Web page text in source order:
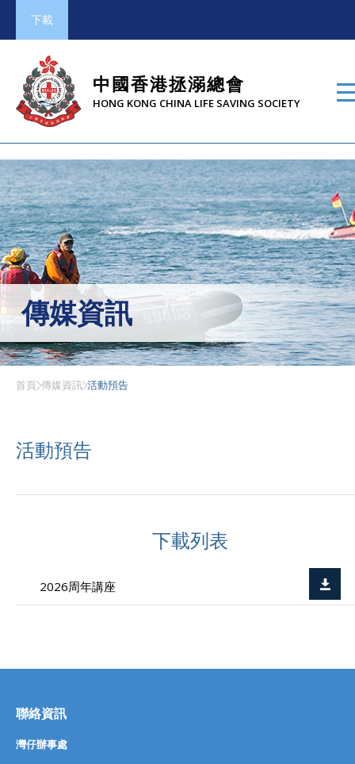
下載
中國香港拯溺總會
HONG KONG CHINA LIFE SAVING SOCIETY
傳媒資訊
首頁 傳媒資訊 活動預告
活動預告
下載列表
2026周年講座
聯絡資訊
灣仔辦事處